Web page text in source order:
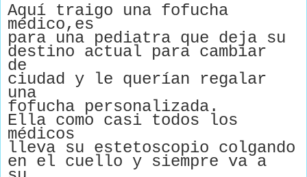
Aquí traigo una fofucha
médico,es
para una pediatra que deja su
destino actual para cambiar
de
ciudad y le querían regalar
una
fofucha personalizada.
Ella como casi todos los
médicos
lleva su estetoscopio colgando
en el cuello y siempre va a